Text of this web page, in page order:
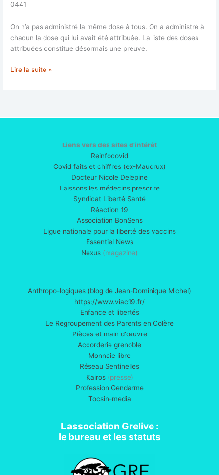
0441
On n’a pas administré la même dose à tous. On a administré à
chacun la dose qui lui avait été attribuée. La liste des doses
attribuées constitue désormais une preuve.
Les
Lire la suite »
Liens vers des sites d’intérêt
Reinfocovid
Covid faits et chiffres (ex-Maudrux)
Docteur Nicole Delepine
Laissons les médecins prescrire
Syndicat Liberté Santé
Réaction 19
Association BonSens
Ligue nationale pour la liberté des vaccins
Essentiel News
Nexus (magazine)
Anthropo-logiques (blog de Jean-Dominique Michel)
https://www.viac19.fr/
Enfance et libertés
Le Regroupement des Parents en Colère
Pièces et main d'œuvre
Accorderie grenoble
Monnaie libre
Réseau Sentinelles
Kairos(presse)
Profession Gendarme
Tocsin-media
L'association Grelive :
le bureau et les statuts